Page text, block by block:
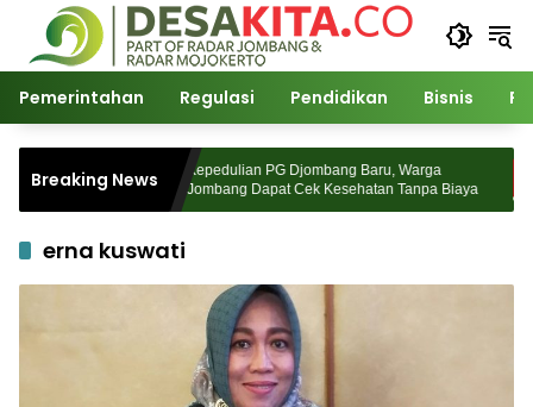
Langsung
konten
Pemerintahan Regulasi Pendidikan Bisnis
Breaking News
Ulama
Pasca
Kepedulian PG Djombang Baru, Warga
Jombang Dapat Cek Kesehatan Tanpa Biaya
erna kuswati